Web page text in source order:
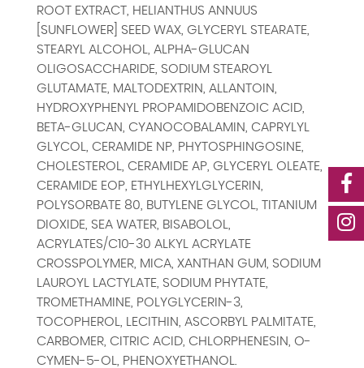
ROOT EXTRACT, HELIANTHUS ANNUUS
[SUNFLOWER] SEED WAX, GLYCERYL STEARATE,
STEARYL ALCOHOL, ALPHA-GLUCAN
OLIGOSACCHARIDE, SODIUM STEAROYL
GLUTAMATE, MALTODEXTRIN, ALLANTOIN,
HYDROXYPHENYL PROPAMIDOBENZOIC ACID,
BETA-GLUCAN, CYANOCOBALAMIN, CAPRYLYL
GLYCOL, CERAMIDE NP, PHYTOSPHINGOSINE,
CHOLESTEROL, CERAMIDE AP, GLYCERYL OLEATE,
CERAMIDE EOP, ETHYLHEXYLGLYCERIN,
POLYSORBATE 80, BUTYLENE GLYCOL, TITANIUM
DIOXIDE, SEA WATER, BISABOLOL,
ACRYLATES/C10-30 ALKYL ACRYLATE
CROSSPOLYMER, MICA, XANTHAN GUM, SODIUM
LAUROYL LACTYLATE, SODIUM PHYTATE,
TROMETHAMINE, POLYGLYCERIN-3,
TOCOPHEROL, LECITHIN, ASCORBYL PALMITATE,
CARBOMER, CITRIC ACID, CHLORPHENESIN, O-
CYMEN-5-OL, PHENOXYETHANOL.